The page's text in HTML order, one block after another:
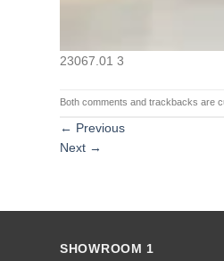
23067.01 3
Both comments and trackbacks are
← Previous
Next →
SHOWROOM 1